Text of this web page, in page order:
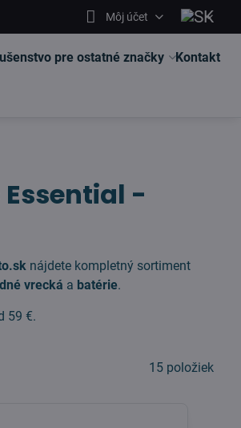
Môj účet
pre ostatné značky Kontakt
-
nájdete kompletný sortiment
vrecká a batérie.
59 €.
15 položiek